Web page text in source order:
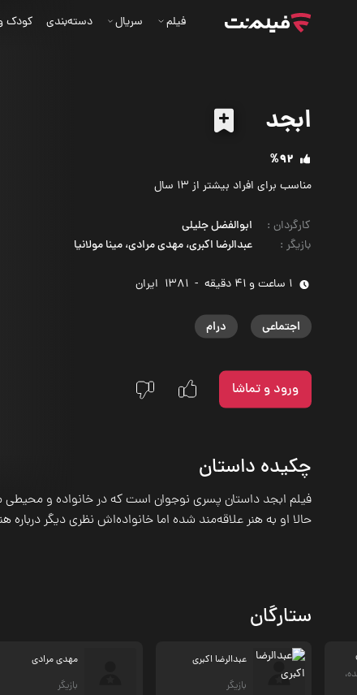
ابجد
%92
مناسب برای افراد بیشتر از 13 سال
کارگردان :
ابوالفضل جلیلی
بازیگر : عبدالرضا اکبری، مهدی مرادی، مینا مولانیا
1 ساعت و 41 دقیقه -
1381 ‌ ایران
اجتماعی درام
ورود و تماشا
فیلم سریال دسته‌بندی کودک
چکیده داستان
فیلم ابجد داستان پسری نوجوان است که در خانواده و
حالا او به هنر علاقه‌مند شده اما خانواده‌اش نظری دیگر درباره
ستارگان
عبدالرضا اکبری
بازیگر
مهدی مرادی
بازیگر